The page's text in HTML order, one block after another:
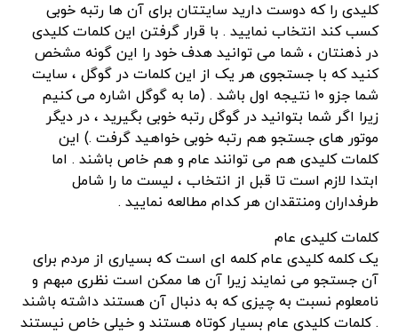
کلیدی را که دوست دارید سایتتان برای آن ها رتبه خوبی
کسب کند انتخاب نمایید . با قرار گرفتن این کلمات کلیدی
در ذهنتان ، شما می توانید هدف خود را این گونه مشخص
کنید که با جستجوی هر یک از این کلمات در گوگل ، سایت
شما جزو ۱۰ نتیجه اول باشد . (ما به گوگل اشاره می کنیم
زیرا اگر شما بتوانید در گوگل رتبه خوبی بگیرید ، در دیگر
موتور های جستجو هم رتبه خوبی خواهید گرفت .) این
کلمات کلیدی هم می توانند عام و هم خاص باشند . اما
ابتدا لازم است تا قبل از انتخاب ، لیست ما را شامل
طرفداران ومنتقدان هر کدام مطالعه نمایید .
کلمات کلیدی عام
یک کلمه کلیدی عام کلمه ای است که بسیاری از مردم برای
آن جستجو می نمایند زیرا آن ها ممکن است نظری مبهم و
نامعلوم نسبت به چیزی که به دنبال آن هستند داشته باشند
. کلمات کلیدی عام بسیار کوتاه هستند و خیلی خاص نیستند